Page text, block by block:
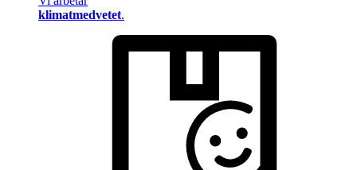
klimatmedvetet.